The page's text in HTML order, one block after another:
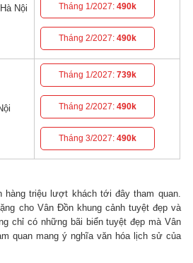
Nội Tháng 1/2027:490k
Tháng 2/2027:490k
Tháng 1/2027:739k
Tháng 2/2027:490k
Tháng 3/2027:490k
hàng triệu lượt khách tới đây tham quan.
cho Vân Đồn khung cảnh tuyệt đẹp và
chỉ có những bãi biển tuyệt đẹp mà Vân
quan mang ý nghĩa văn hóa lịch sử của